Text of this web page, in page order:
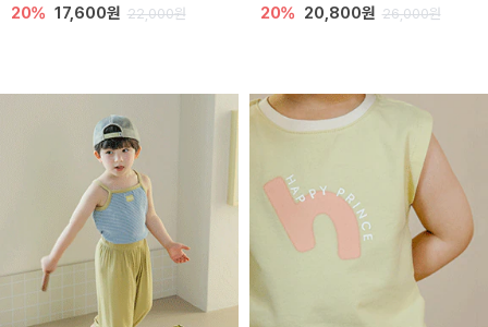
20% 17,600원 22,000원 20% 20,800원 26,000원